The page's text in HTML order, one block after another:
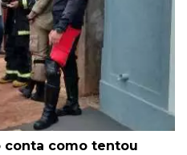
conta como tentou